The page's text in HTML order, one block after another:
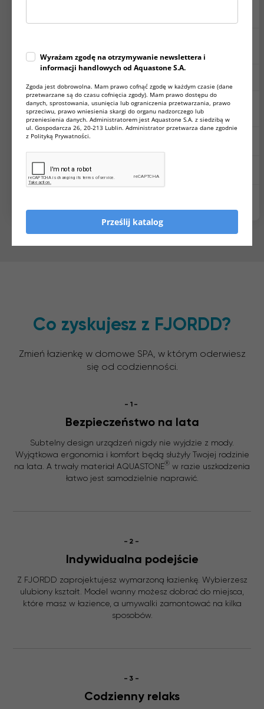
Wyrażam zgodę na otrzymywanie newslettera i
informacji handlowych od Aquastone S.A.
Zgoda jest dobrowolna. Mam prawo cofnąć zgodę w każdym czasie (dane
przetwarzane są do czasu cofnięcia zgody). Mam prawo dostępu do
danych, sprostowania, usunięcia lub ograniczenia przetwarzania, prawo
sprzeciwu, prawo wniesienia skargi do organu nadzorczego lub
przeniesienia danych. Administratorem jest Aquastone S.A. z siedzibą w
ul. Gospodarcza 26, 20-213 Lublin. Administrator przetwarza dane zgodnie
z Polityką Prywatności.
Prześlij katalog
uszkodzenia
Wykończenie
matowe lub
błysczące
◉◉◉◉◉◉ ◉◉◉◉〇〇
Wykończenie
ścianki
dotyku
Co zyskujesz z FJORDD?
Zmień łazienkę w domowe SPA, w którym oderwiesz
się od codzienności.
-1-
Bezpieczeństwo na lata
Subtelny design urządzeń nigdy nie wyjdzie z mody.
Wyjątkowa ergonomia i komfort będą służyły Twojej rodzinie
na lata. A trwały materiał AQUASTONE® w razie uszkodzenia
łatwo jest samodzielnie naprawić.
-2-
Indywidualna podejście
Z FJORDD zaprojektujesz wymarzoną łazienkę. Wybierzesz
ulubiony kształt. Model wanny możesz dobrać do miejsca,
które masz w łazience, a umywalki zamontować na kilka
sposobów.
-3-
Codzienny relaks